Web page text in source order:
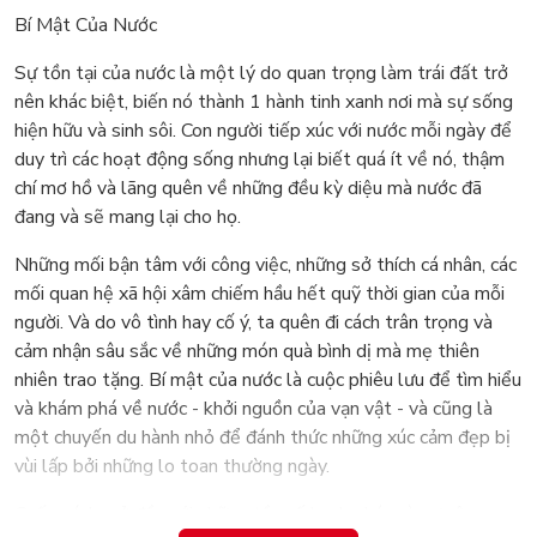
Bí Mật Của Nước
Sự tồn tại của nước là một lý do quan trọng làm trái đất trở
nên khác biệt, biến nó thành 1 hành tinh xanh nơi mà sự sống
hiện hữu và sinh sôi. Con người tiếp xúc với nước mỗi ngày để
duy trì các hoạt động sống nhưng lại biết quá ít về nó, thậm
chí mơ hồ và lãng quên về những đều kỳ diệu mà nước đã
đang và sẽ mang lại cho họ.
Những mối bận tâm với công việc, những sở thích cá nhân, các
mối quan hệ xã hội xâm chiếm hầu hết quỹ thời gian của mỗi
người. Và do vô tình hay cố ý, ta quên đi cách trân trọng và
cảm nhận sâu sắc về những món quà bình dị mà mẹ thiên
nhiên trao tặng. Bí mật của nước là cuộc phiêu lưu để tìm hiểu
và khám phá về nước - khởi nguồn của vạn vật - và cũng là
một chuyến du hành nhỏ để đánh thức những xúc cảm đẹp bị
vùi lấp bởi những lo toan thường ngày.